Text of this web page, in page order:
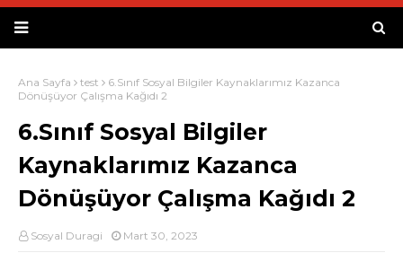
Ana Sayfa test
6.Sınıf Sosyal Bilgiler Kaynaklarımız Kazanca
Dönüşüyor Çalışma Kağıdı 2
6.Sınıf Sosyal Bilgiler
Kaynaklarımız Kazanca
Dönüşüyor Çalışma Kağıdı 2
Sosyal Duragi Mart 30, 2023